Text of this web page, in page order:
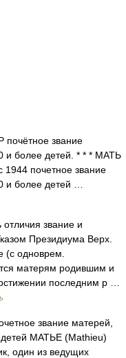
звание
и более детей. * * * МАТЬ
почетное звание
и более детей …
звание и
Президиума Верх.
одноврем.
матерям родившим и
последним р …
звание матерей,
МАТЬЕ (Mathieu)
один из ведущих